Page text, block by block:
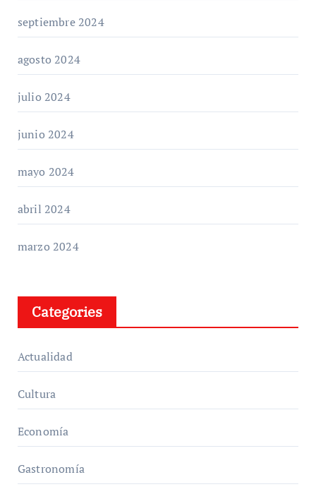
septiembre 2024
agosto 2024
julio 2024
junio 2024
mayo 2024
abril 2024
marzo 2024
Categories
Actualidad
Cultura
Economía
Gastronomía